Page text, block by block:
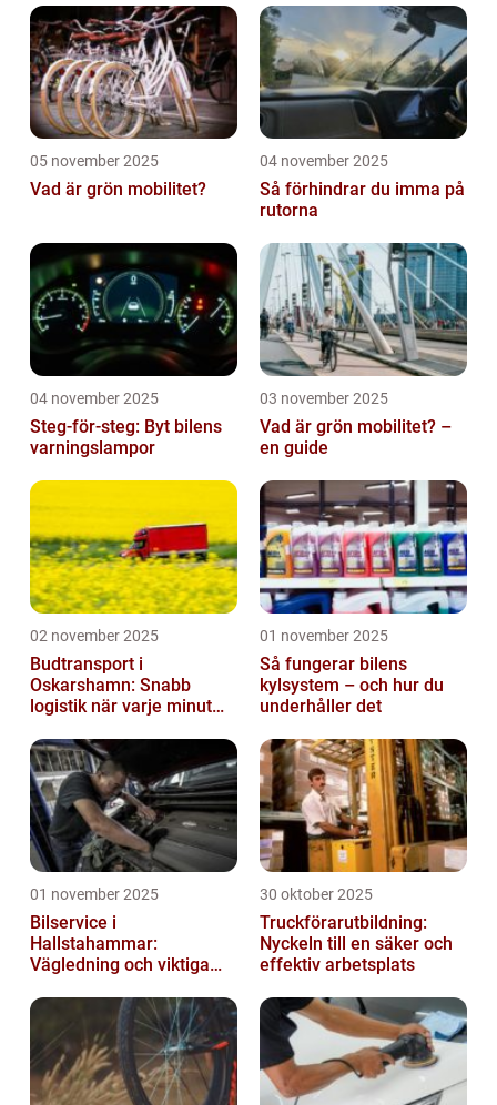
05 november 2025
Vad är grön mobilitet?
04 november 2025
Så förhindrar du imma på
rutorna
04 november 2025
Steg-för-steg: Byt bilens
varningslampor
03 november 2025
Vad är grön mobilitet? –
en guide
02 november 2025
Budtransport i
Oskarshamn: Snabb
logistik när varje minut
01 november 2025
Så fungerar bilens
kylsystem – och hur du
underhåller det
01 november 2025
Bilservice i
Hallstahammar:
Vägledning och viktiga
30 oktober 2025
Truckförarutbildning:
Nyckeln till en säker och
effektiv arbetsplats